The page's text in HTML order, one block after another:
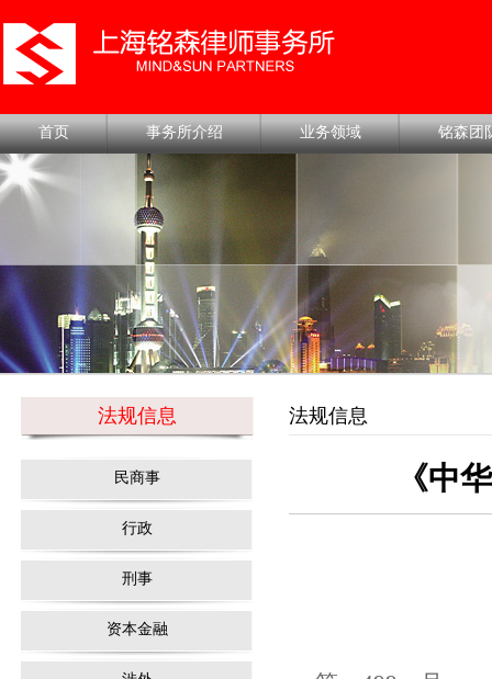
首页 事务所介绍 业务领域 铭森团
法规信息
民商事
行政
刑事
资本金融
法规信息
《中